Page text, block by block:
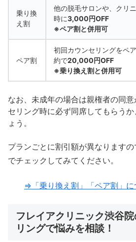
乗り換
え割
他の脱毛サロンや、クリ
時に3,000円OFF
※ペア割と併用可
ペア割
初回カウンセリングをペ
約で20,000円OFF
※乗り換え割と併用可
なお、未成年の場合は親権者の同
セリング時に必ず同席してもらう
ょう。
プランごとに割引額が異なります
でチェックしてみてください。
⇒「乗り換え割」「ペア割」
フレイアクリニック渋谷
リングで悩みを相談！